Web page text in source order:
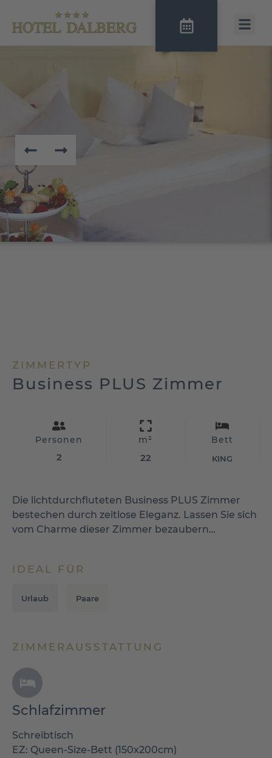
ZIMMERTYP
Business PLUS Zimmer
Personen
2
m²
22
Bett
KING
Die lichtdurchfluteten Business PLUS Zimmer
bestechen durch zeitlose Eleganz. Lassen Sie sich
vom Charme dieser Zimmer bezaubern…
IDEAL FÜR
Urlaub Paare
ZIMMERAUSSTATTUNG
Schlafzimmer
Schreibtisch
EZ: Queen-Size-Bett (150x200cm)